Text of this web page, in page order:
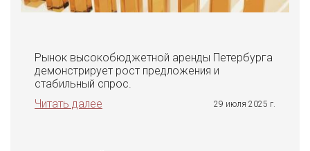
Рынок высокобюджетной аренды Петербурга
демонстрирует рост предложения и
стабильный спрос.
Читать далее
29 июля 2025 г.